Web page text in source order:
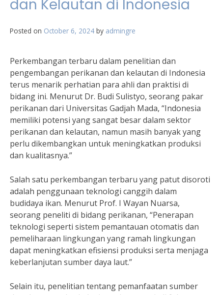
dan Kelautan di Indonesia
Posted on October 6, 2024 by admingre
Perkembangan terbaru dalam penelitian dan
pengembangan perikanan dan kelautan di Indonesia
terus menarik perhatian para ahli dan praktisi di
bidang ini. Menurut Dr. Budi Sulistyo, seorang pakar
perikanan dari Universitas Gadjah Mada, “Indonesia
memiliki potensi yang sangat besar dalam sektor
perikanan dan kelautan, namun masih banyak yang
perlu dikembangkan untuk meningkatkan produksi
dan kualitasnya.”
Salah satu perkembangan terbaru yang patut disoroti
adalah penggunaan teknologi canggih dalam
budidaya ikan. Menurut Prof. I Wayan Nuarsa,
seorang peneliti di bidang perikanan, “Penerapan
teknologi seperti sistem pemantauan otomatis dan
pemeliharaan lingkungan yang ramah lingkungan
dapat meningkatkan efisiensi produksi serta menjaga
keberlanjutan sumber daya laut.”
Selain itu, penelitian tentang pemanfaatan sumber